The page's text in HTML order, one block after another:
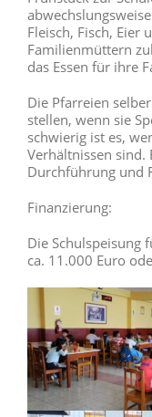
Fleisch, Fisch, Eier
Familienmüttern
das Essen für ihre
Die Pfarreien
stellen, wenn sie
schwierig ist es,
Verhältnissen sind.
Durchführung und
Finanzierung:
Die Schulspeisung
ca. 11.000 Euro